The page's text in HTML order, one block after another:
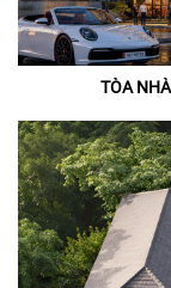
TÒA